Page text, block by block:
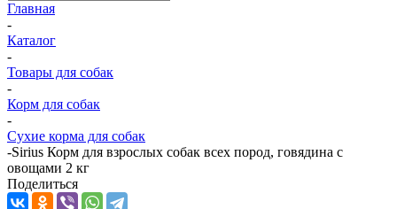
Главная
-
Каталог
-
Товары для собак
-
Корм для собак
-
Сухие корма для собак
-Sirius Корм для взрослых собак всех пород, говядина с
овощами 2 кг
Поделиться